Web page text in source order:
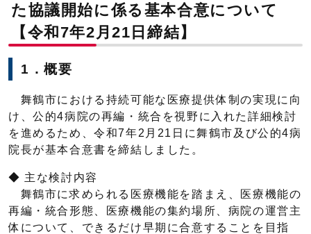
た協議開始に係る基本合意について
【令和7年2月21日締結】
1．概要
舞鶴市における持続可能な医療提供体制の実現に向
け、公的4病院の再編・統合を視野に入れた詳細検討
を進めるため、令和7年2月21日に舞鶴市及び公的4病
院長が基本合意書を締結しました。
◆ 主な検討内容
舞鶴市に求められる医療機能を踏まえ、医療機能の
再編・統合形態、医療機能の集約場所、病院の運営主
体について、できるだけ早期に合意することを目指